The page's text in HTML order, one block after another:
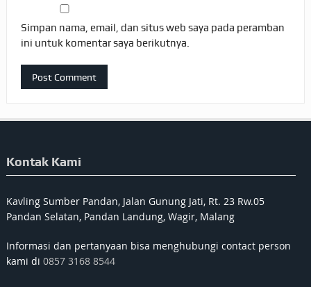
Simpan nama, email, dan situs web saya pada peramban
ini untuk komentar saya berikutnya.
Kontak Kami
Kavling Sumber Pandan, Jalan Gunung Jati, Rt. 23 Rw.05
Pandan Selatan, Pandan Landung, Wagir, Malang
Informasi dan pertanyaan bisa menghubungi contact person
kami di 0857 3168 8544